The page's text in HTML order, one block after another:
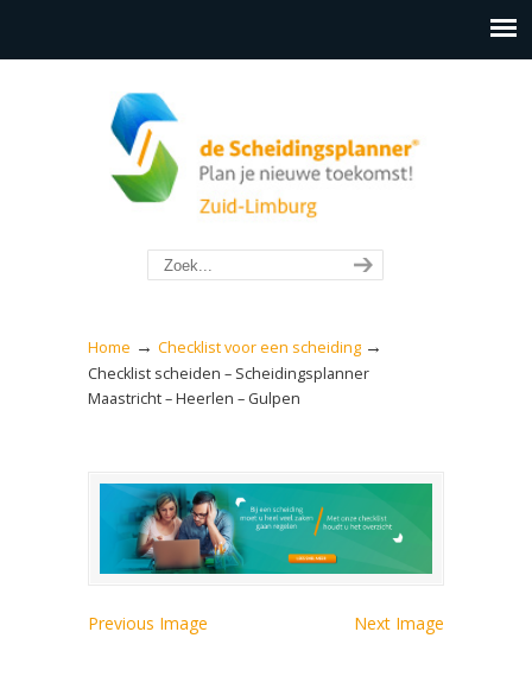
Home → Checklist voor een scheiding →
Checklist scheiden – Scheidingsplanner
Maastricht – Heerlen – Gulpen
Previous Image Next Image